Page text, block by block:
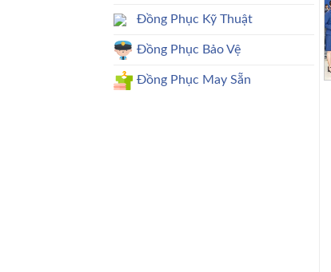
Đồng Phục Kỹ Thuật
Đồng Phục Bảo Vệ
Đồng Phục May Sẵn